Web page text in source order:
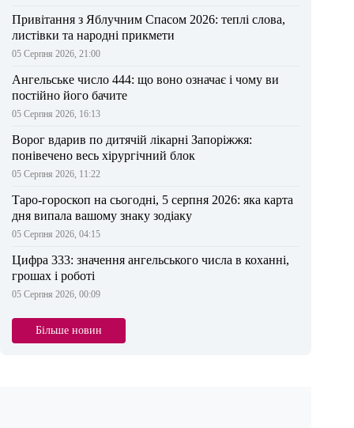
Привітання з Яблучним Спасом 2026: теплі слова,
листівки та народні прикмети
05 Серпня 2026, 21:00
Ангельське число 444: що воно означає і чому ви
постійно його бачите
05 Серпня 2026, 16:13
Ворог вдарив по дитячій лікарні Запоріжжя:
понівечено весь хірургічний блок
05 Серпня 2026, 11:22
Таро-гороскоп на сьогодні, 5 серпня 2026: яка карта
дня випала вашому знаку зодіаку
05 Серпня 2026, 04:15
Цифра 333: значення ангельського числа в коханні,
грошах і роботі
05 Серпня 2026, 00:09
Більше новин